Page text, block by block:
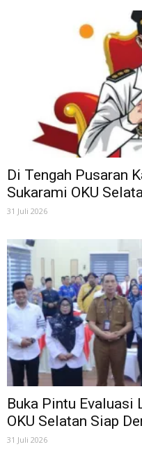
Di Tengah Pusaran
Sukarami OKU
31 Juli 2026
Buka Pintu Evaluasi
OKU Selatan Siap
31 Juli 2026